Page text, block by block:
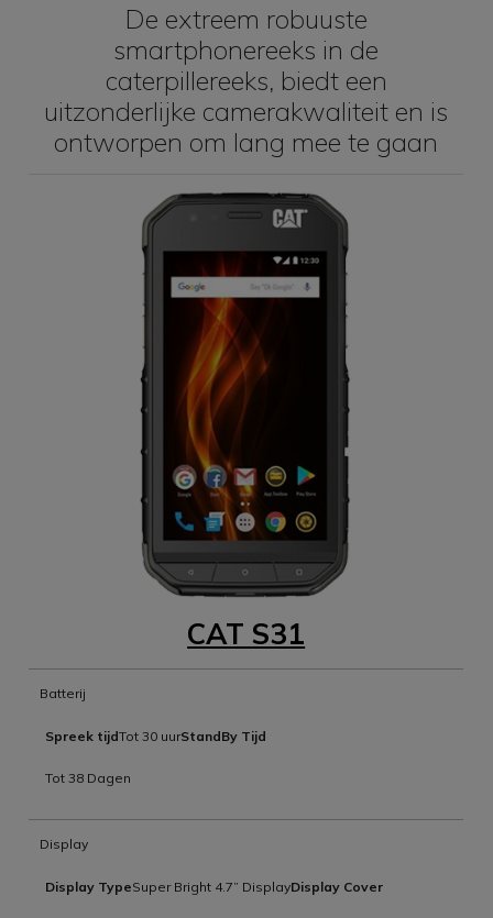
De extreem robuuste
smartphonereeks in de
caterpillereeks, biedt een
uitzonderlijke camerakwaliteit en is
ontworpen om lang mee te gaan
CAT S31
Batterij
Spreek tijdTot 30 uurStandBy Tijd
Tot 38 Dagen
Display
Display TypeSuper Bright 4.7” DisplayDisplay Cover